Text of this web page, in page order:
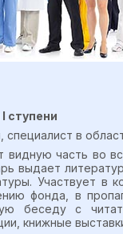
ступени
в
видную часть во
выдает
Участвует в
фонда, в
беседу с
книжные